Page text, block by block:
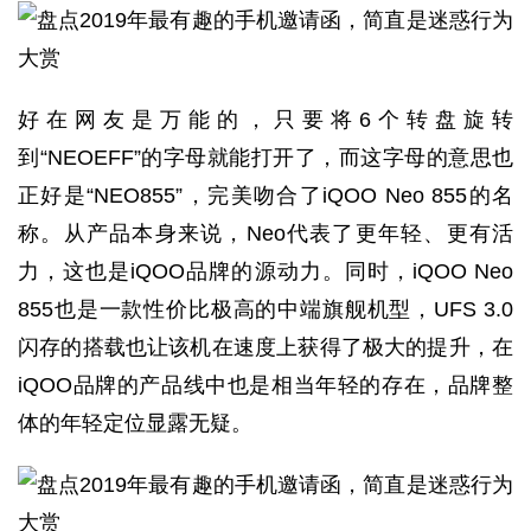
好在网友是万能的，只要将6个转盘旋转
到“NEOEFF”的字母就能打开了，而这字母的意思也
正好是“NEO855”，完美吻合了iQOO Neo 855的名
称。从产品本身来说，Neo代表了更年轻、更有活
力，这也是iQOO品牌的源动力。同时，iQOO Neo
855也是一款性价比极高的中端旗舰机型，UFS 3.0
闪存的搭载也让该机在速度上获得了极大的提升，在
iQOO品牌的产品线中也是相当年轻的存在，品牌整
体的年轻定位显露无疑。